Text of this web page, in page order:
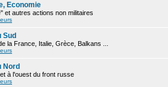
Economie
et autres actions non militaires
Sud
la France, Italie, Grèce, Balkans ...
Nord
à l'ouest du front russe